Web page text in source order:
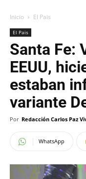
Inicio El Pais
El Pais
Santa Fe:
EEUU,
estaban
variante
Por Redacción Carlos Paz
WhatsApp